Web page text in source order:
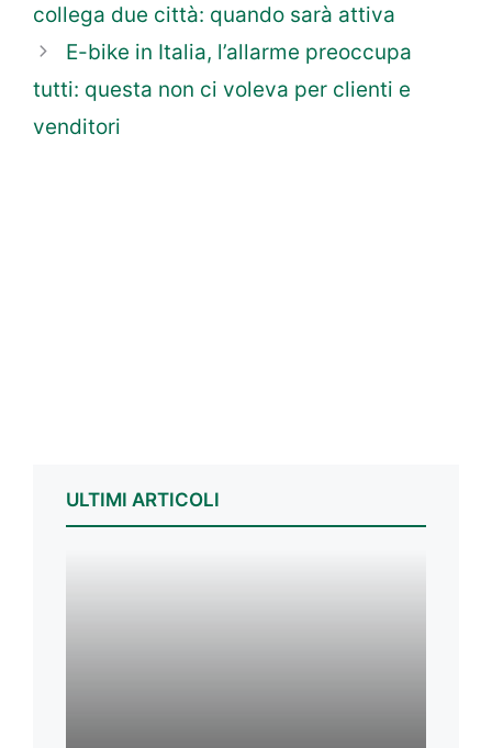
collega due città: quando sarà attiva
E-bike in Italia, l’allarme preoccupa
tutti: questa non ci voleva per clienti e
venditori
ULTIMI ARTICOLI